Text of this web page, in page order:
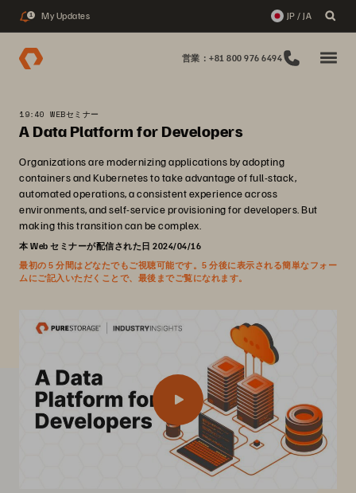
1 My Updates JP / JA
営業：+81 800 976 6494
19:40 WEBセミナー
A Data Platform for Developers
Organizations are modernizing applications by adopting
containers and Kubernetes to take advantage of full-stack,
automated operations, a consistent experience across
environments, and self-service provisioning for developers. But
making this transition can be complex.
本 Web セミナーが配信された日 2024/04/16
最初の 5 分間はどなたでもご視聴可能です。5 分後に表示される簡単なフォー
ムにご記入いただくことで、最後までご覧になれます。